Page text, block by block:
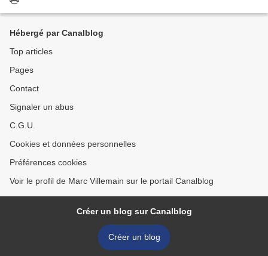
Hébergé par Canalblog
Top articles
Pages
Contact
Signaler un abus
C.G.U.
Cookies et données personnelles
Préférences cookies
Voir le profil de Marc Villemain sur le portail Canalblog
Créer un blog sur Canalblog
Créer un blog